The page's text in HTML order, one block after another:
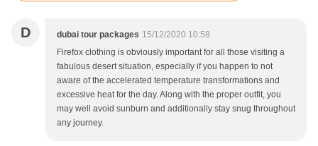
D dubai tour packages 15/12/2020 10:58
Firefox clothing is obviously important for all those visiting a
fabulous desert situation, especially if you happen to not
aware of the accelerated temperature transformations and
excessive heat for the day. Along with the proper outfit, you
may well avoid sunburn and additionally stay snug throughout
any journey.